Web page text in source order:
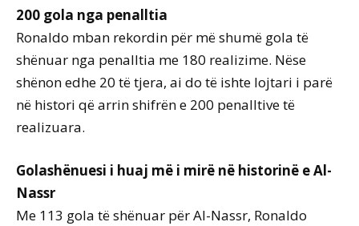
200 gola nga penalltia
Ronaldo mban rekordin për më shumë gola të
shënuar nga penalltia me 180 realizime. Nëse
shënon edhe 20 të tjera, ai do të ishte lojtari i parë
në histori që arrin shifrën e 200 penalltive të
realizuara.
Golashënuesi i huaj më i mirë në historinë e Al-
Nassr
Me 113 gola të shënuar për Al-Nassr, Ronaldo